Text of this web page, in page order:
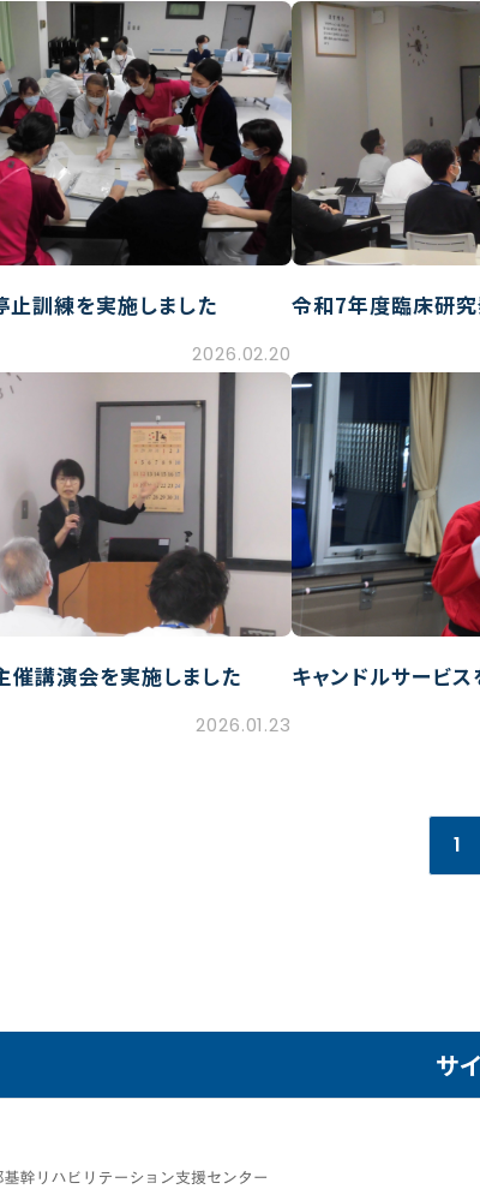
止訓練を実施しました
2026.02.20
令和7年度臨床研
催講演会を実施しました
2026.01.23
キャンドルサービ
1
サ